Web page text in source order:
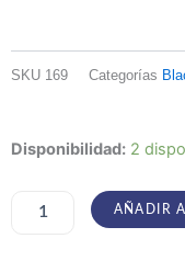
SKU 169 Categorías
Disponibilidad: 2
Faustian
cantidad
AÑADIR